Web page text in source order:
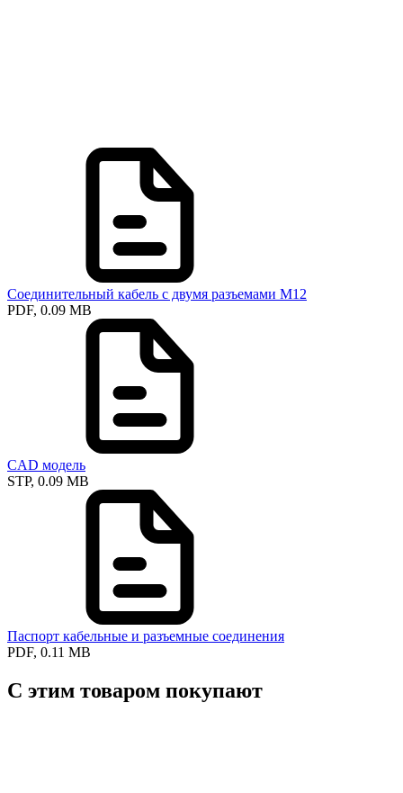
Соединительный кабель с двумя разъемами М12
PDF, 0.09 MB
CAD модель
STP, 0.09 MB
Паспорт кабельные и разъемные соединения
PDF, 0.11 MB
С этим товаром покупают